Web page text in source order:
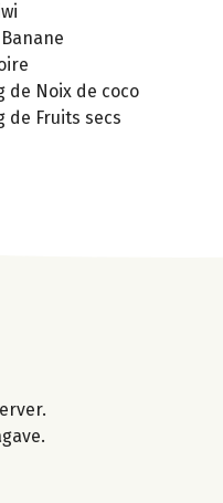
de Noix de coco
de Fruits secs